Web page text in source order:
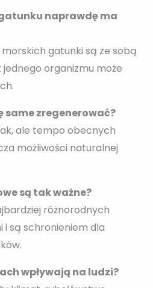
naprawdę ma
gatunki są ze sobą
jednego organizmu może
same zregenerować?
ale tempo obecnych
możliwości naturalnej
są tak ważne?
różnorodnych
i są schronieniem dla
wpływają na ludzi?